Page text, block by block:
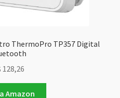
ThermoPro TP357 Digital
128,26
Amazon